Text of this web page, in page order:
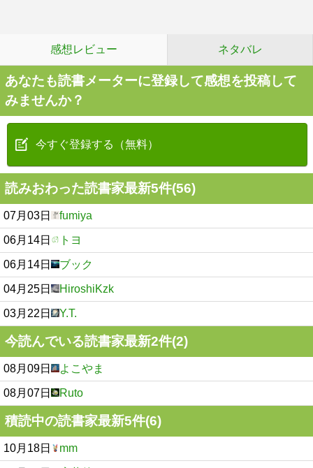
感想レビュー ネタバレ
あなたも読書メーターに登録して感想を投稿して
みませんか？
今すぐ登録する（無料）
読みおわった読書家最新5件(56)
07月03日 fumiya
06月14日 トヨ
06月14日 ブック
04月25日 HiroshiKzk
03月22日 Y.T.
今読んでいる読書家最新2件(2)
08月09日 よこやま
08月07日 Ruto
積読中の読書家最新5件(6)
10月18日 mm